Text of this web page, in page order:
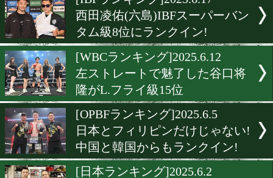
[WBO-APランキング
WBO-APウェルター級2位
浩樹!
[IBFランキング]2025.6.17
西田凌佑(六島)IBFスーパ
タム級8位にランクイン!
[WBCランキング]2025.6.12
左ストレートで魅了した谷